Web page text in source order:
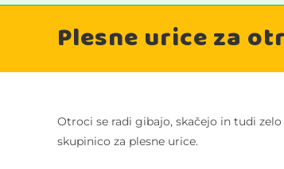
Plesne urice za
Otroci se radi gibajo, skačejo in tudi
skupinico za plesne urice.